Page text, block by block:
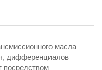
масла
дифференциалов
посредством